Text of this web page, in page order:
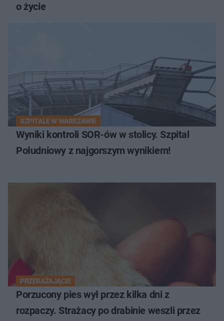
o życie
SZPITALE W WARSZAWIE
Wyniki kontroli SOR-ów w stolicy. Szpital
Południowy z najgorszym wynikiem!
PRZERAŻAJĄCE!
Porzucony pies wył przez kilka dni z
rozpaczy. Strażacy po drabinie weszli przez